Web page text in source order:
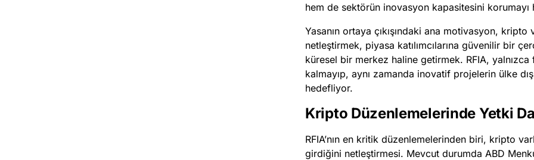
hem de sektörün inovasyon kapasitesini
Yasanın ortaya çıkışındaki ana motivasyon, kripto
netleştirmek, piyasa katılımcılarına güvenilir bir
küresel bir merkez haline getirmek. RFIA,
kalmayıp, aynı zamanda inovatif projelerin ülke
hedefliyor.
Kripto Düzenlemelerinde Yetki
RFIA’nın en kritik düzenlemelerinden biri, kripto
girdiğini netleştirmesi. Mevcut durumda ABD